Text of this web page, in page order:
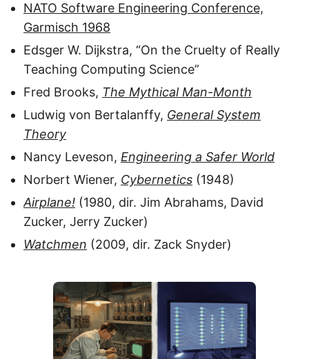
NATO Software Engineering Conference,
Garmisch 1968
Edsger W. Dijkstra, “On the Cruelty of Really
Teaching Computing Science”
Fred Brooks, The Mythical Man-Month
Ludwig von Bertalanffy, General System
Theory
Nancy Leveson, Engineering a Safer World
Norbert Wiener, Cybernetics (1948)
Airplane! (1980, dir. Jim Abrahams, David
Zucker, Jerry Zucker)
Watchmen (2009, dir. Zack Snyder)